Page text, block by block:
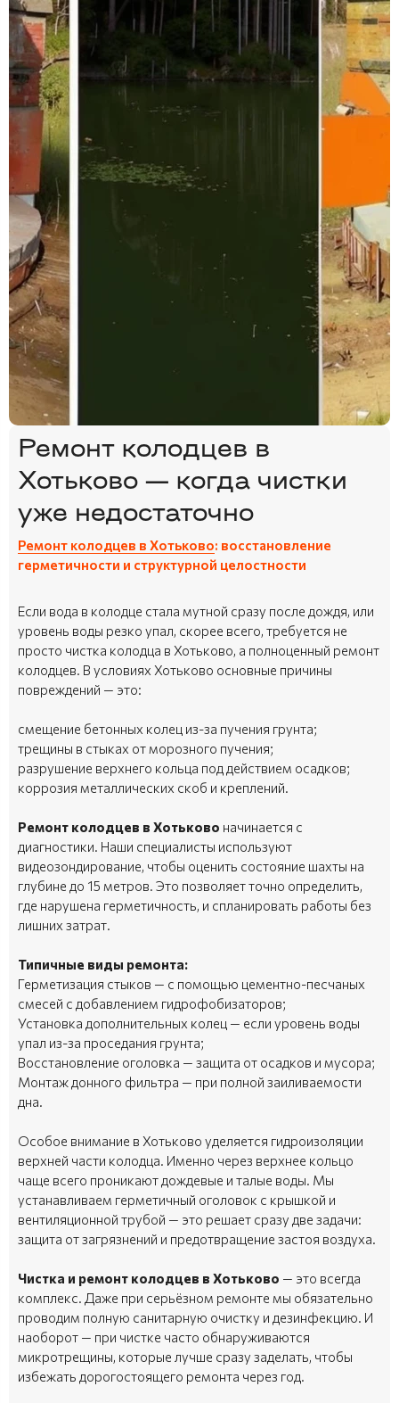
Ремонт колодцев в
Хотьково — когда чистки
уже недостаточно
Ремонт колодцев в Хотьково: восстановление
герметичности и структурной целостности
Если вода в колодце стала мутной сразу после дождя, или
уровень воды резко упал, скорее всего, требуется не
просто чистка колодца в Хотьково, а полноценный ремонт
колодцев. В условиях Хотьково основные причины
повреждений — это:
смещение бетонных колец из-за пучения грунта;
трещины в стыках от морозного пучения;
разрушение верхнего кольца под действием осадков;
коррозия металлических скоб и креплений.
Ремонт колодцев в Хотьково начинается с
диагностики. Наши специалисты используют
видеозондирование, чтобы оценить состояние шахты на
глубине до 15 метров. Это позволяет точно определить,
где нарушена герметичность, и спланировать работы без
лишних затрат.
Типичные виды ремонта:
Герметизация стыков — с помощью цементно-песчаных
смесей с добавлением гидрофобизаторов;
Установка дополнительных колец — если уровень воды
упал из-за проседания грунта;
Восстановление оголовка — защита от осадков и мусора;
Монтаж донного фильтра — при полной заиливаемости
дна.
Особое внимание в Хотьково уделяется гидроизоляции
верхней части колодца. Именно через верхнее кольцо
чаще всего проникают дождевые и талые воды. Мы
устанавливаем герметичный оголовок с крышкой и
вентиляционной трубой — это решает сразу две задачи:
защита от загрязнений и предотвращение застоя воздуха.
Чистка и ремонт колодцев в Хотьково — это всегда
комплекс. Даже при серьёзном ремонте мы обязательно
проводим полную санитарную очистку и дезинфекцию. И
наоборот — при чистке часто обнаруживаются
микротрещины, которые лучше сразу заделать, чтобы
избежать дорогостоящего ремонта через год.